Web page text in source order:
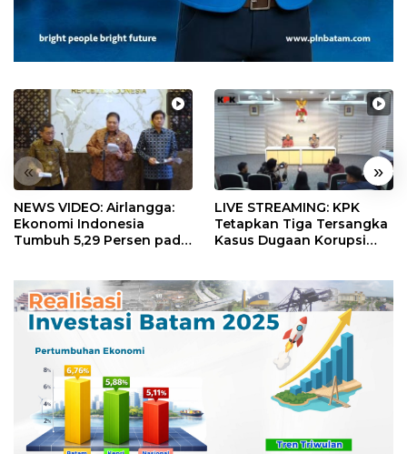
« »
NEWS VIDEO: Airlangga:
Ekonomi Indonesia
Tumbuh 5,29 Persen pada
LIVE STREAMING: KPK
Tetapkan Tiga Tersangka
Kasus Dugaan Korupsi